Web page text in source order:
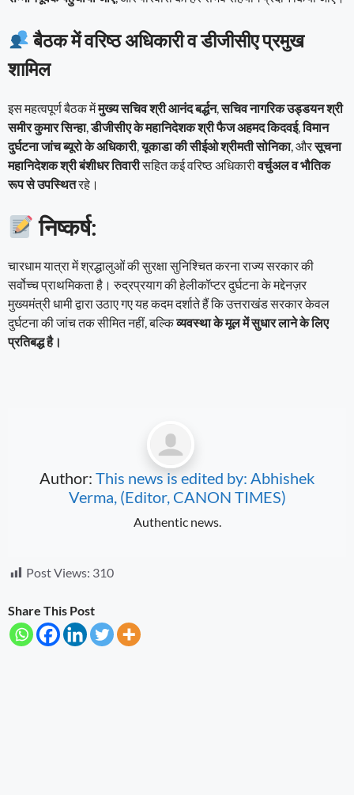
बैठक में वरिष्ठ अधिकारी व डीजीसीए प्रमुख
शामिल
इस महत्वपूर्ण बैठक मेंमुख्य सचिव श्री आनंद बर्द्धन,सचिव नागरिक उड्डयन श्री
समीर कुमार सिन्हा,डीजीसीए के महानिदेशक श्री फैज अहमद किदवई,विमान
दुर्घटना जांच ब्यूरो के अधिकारी,यूकाडा की सीईओ श्रीमती सोनिका, औरसूचना
महानिदेशक श्री बंशीधर तिवारीसहित कई वरिष्ठ अधिकारीवर्चुअल व भौतिक
रूप से उपस्थितरहे।
निष्कर्ष:
चारधाम यात्रा में श्रद्धालुओं की सुरक्षा सुनिश्चित करना राज्य सरकार की
सर्वोच्च प्राथमिकता है। रुद्रप्रयाग की हेलीकॉप्टर दुर्घटना के मद्देनज़र
मुख्यमंत्री धामी द्वारा उठाए गए यह कदम दर्शाते हैं कि उत्तराखंड सरकार केवल
दुर्घटना की जांच तक सीमित नहीं, बल्किव्यवस्था के मूल में सुधार लाने के लिए
प्रतिबद्ध है।
Author: This news is edited by: Abhishek
Verma, (Editor, CANON TIMES)
Authentic news.
Post Views: 310
Share This Post